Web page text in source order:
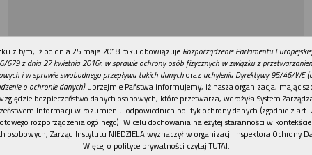
REKLAMA
z tym, iż od dnia 25 maja 2018 roku obowiązuje Rozporządzenie Parlamentu
679 z dnia 27 kwietnia 2016r. w sprawie ochrony osób fizycznych w związku z
i w sprawie swobodnego przepływu takich danychoraz uchylenia Dyrektywy 95/46/WE
o ochronie danych)uprzejmie Państwa informujemy, iż nasza organizacja, mając
bezpieczeństwo danych osobowych, które przetwarza, wdrożyła System
Informacji w rozumieniu odpowiednich polityk ochrony danych (zgodnie z art.
rozporządzenia ogólnego). W celu dochowania należytej staranności w
osobowych, Zarząd Instytutu NIEDZIELA wyznaczył w organizacji Inspektora Ochrony
Więcej o polityce prywatności czytaj TUTAJ.